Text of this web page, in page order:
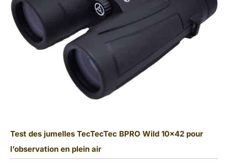
Test des jumelles TecTecTec BPRO Wild 10×42 pour
l’observation en plein air